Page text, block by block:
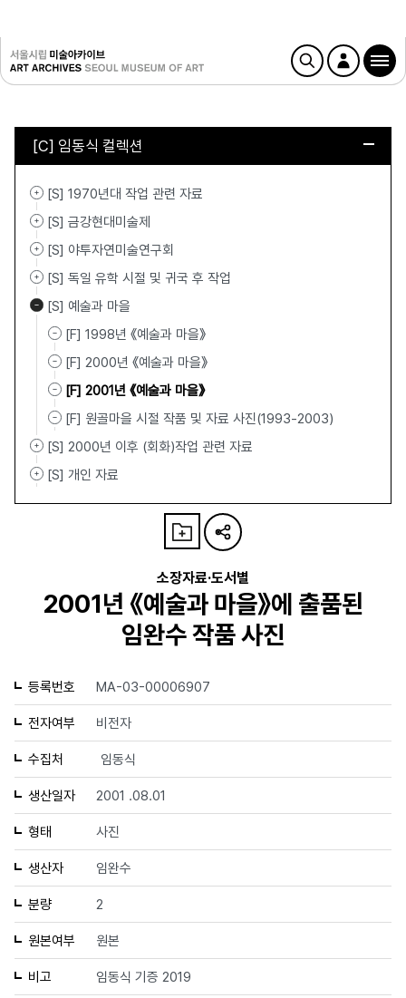
[C] 임동식 컬렉션
[S] 1970년대 작업 관련 자료
[S] 금강현대미술제
[S] 야투자연미술연구회
[S] 독일 유학 시절 및 귀국 후 작업
[S] 예술과 마을
[F] 1998년 《예술과 마을》
[F] 2000년 《예술과 마을》
[F] 2001년 《예술과 마을》
[F] 원골마을 시절 작품 및 자료 사진(1993-2003)
[S] 2000년 이후 (회화)작업 관련 자료
[S] 개인 자료
소장자료·도서별
2001년 《예술과 마을》에 출품된
임완수 작품 사진
등록번호 MA-03-00006907
전자여부 비전자
수집처 임동식
생산일자 2001 .08.01
형태 사진
생산자 임완수
분량 2
원본여부 원본
비고 임동식 기증 2019